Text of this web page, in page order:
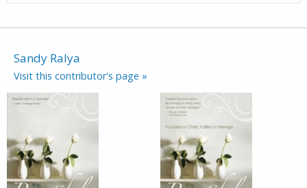
Sandy Ralya
Visit this contributor's page »